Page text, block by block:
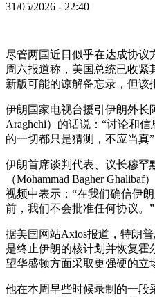
31/05/2026 - 22:40
尽管两国近日似乎在达成协议
周六报道称，美国总统已收
新版可能的谅解备忘录，但该
伊朗国家电视台援引伊朗外长
Araghchi）的话说：“讨论和
的一切都只是猜测，不应当真”
伊朗首席谈判代表、议长穆罕
（Mohammad Bagher
视频中表示：“在我们确信伊
前，我们不会批准任何协议。”
据美国网站Axios报道，特朗
是终止伊朗的核计划并恢复
望华盛顿方面采取更强硬的立
他在本周早些时候录制的一段